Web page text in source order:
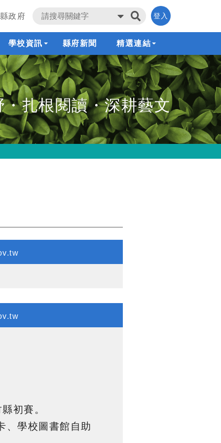
政府 登入
學校資訊 縣府新聞 精選連結
扎根閱讀・深耕藝文
初賽 。
、學校圖書館自助